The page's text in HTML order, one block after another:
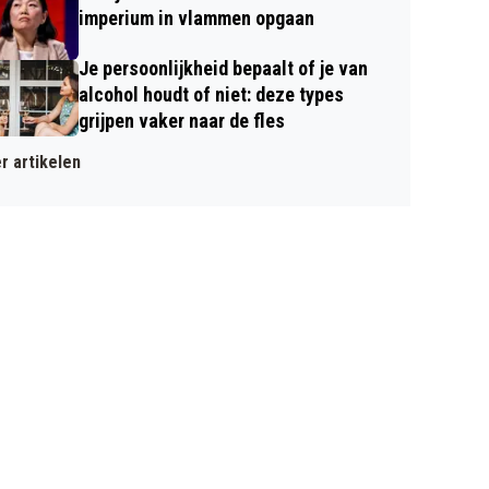
imperium in vlammen opgaan
Je persoonlijkheid bepaalt of je van
alcohol houdt of niet: deze types
grijpen vaker naar de fles
artikelen